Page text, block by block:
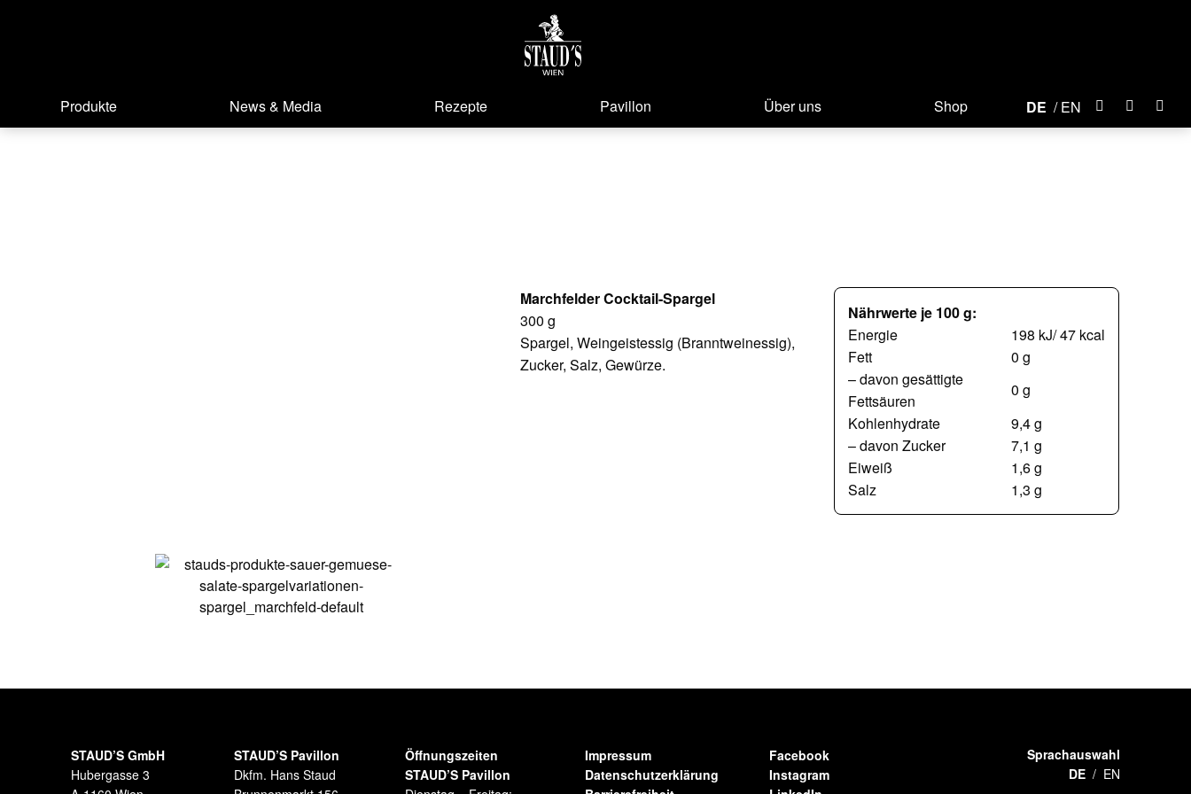
Produkte News & Media Rezepte Pavillon Über uns Shop DE EN
Marchfelder Cocktail-Spargel
300 g
Spargel, Weingeistessig (Branntweinessig),
Zucker, Salz, Gewürze.
Nährwerte je 100 g:
Energie
198 kJ/ 47 kcal
Fett
0 g
– davon gesättigte
Fettsäuren
0 g
Kohlenhydrate
9,4 g
– davon Zucker
7,1 g
Eiweiß
1,6 g
Salz
1,3 g
STAUD’S GmbH
Hubergasse 3
STAUD’S Pavillon
Dkfm. Hans Staud
Öffnungszeiten
STAUD’S Pavillon
Impressum
Datenschutzerklärung
Facebook
Instagram
Sprachauswahl
DE
EN